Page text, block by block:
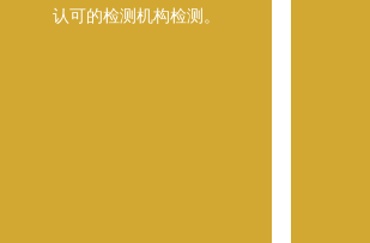
认可的检测机构检测。